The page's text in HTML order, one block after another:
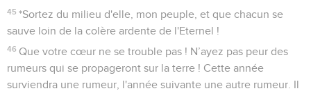
45 *Sortez du milieu d'elle, mon peuple, et que chacun se
sauve loin de la colère ardente de l'Eternel !
46 Que votre cœur ne se trouble pas ! N’ayez pas peur des
rumeurs qui se propageront sur la terre ! Cette année
surviendra une rumeur, l'année suivante une autre rumeur. Il